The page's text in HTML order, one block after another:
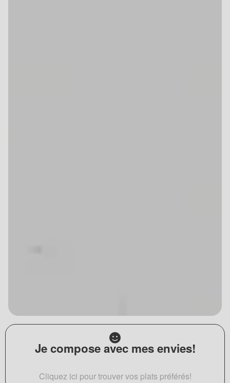
Je compose avec mes envies!
Cliquez ici pour trouver vos plats préférés!